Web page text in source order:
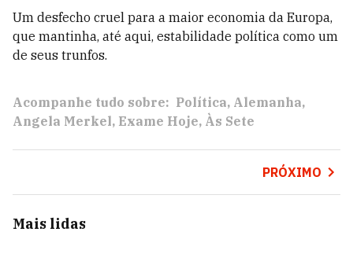
Um desfecho cruel para a maior economia da Europa,
que mantinha, até aqui, estabilidade política como um
de seus trunfos.
Acompanhe tudo sobre: Política Alemanha
Angela Merkel Exame Hoje Às Sete
PRÓXIMO
Mais lidas